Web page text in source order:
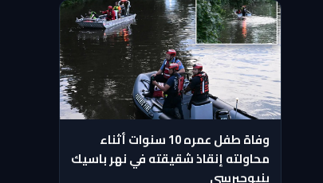
وفاة طفل عمره 10 سنوات أثناء
محاولته إنقاذ شقيقته في نهر باسيك
بنيوجيرسي